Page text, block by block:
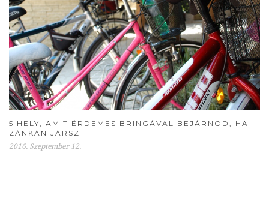
5 HELY, AMIT ÉRDEMES BRINGÁVAL BEJÁRNOD, HA
ZÁNKÁN JÁRSZ
2016. Szeptember 12.